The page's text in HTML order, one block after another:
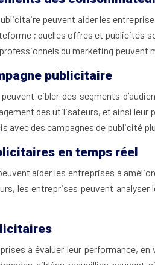
peuvent aider les
; quelles offres et publicités
du marketing peuvent
publicitaire
cibler des segments
des utilisateurs, et ainsi
avec des campagnes de publicité
en temps réel
aider les entreprises à
les entreprises peuvent
à évaluer leur performance,